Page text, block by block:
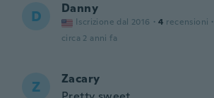
D Danny
Iscrizione dal 2016 · 4 recensioni ·
circa 2 anni fa
Z
Zacary